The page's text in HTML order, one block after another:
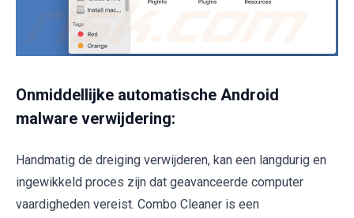
Onmiddellijke automatische Android
malware verwijdering:
Handmatig de dreiging verwijderen, kan een langdurig en
ingewikkeld proces zijn dat geavanceerde computer
vaardigheden vereist. Combo Cleaner is een